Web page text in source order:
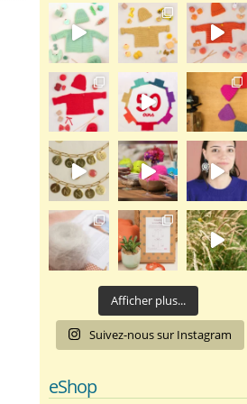
Afficher plus...
Suivez-nous sur Instagram
eShop